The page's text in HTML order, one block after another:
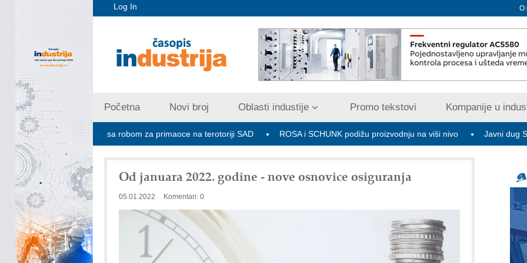
Log In O
Početna Novi broj Oblasti industije Promo tekstovi Kompanije u
prima pošiljke sa robom za primaoce na terotoriji SAD ROSA i SCHUNK podižu proizvodnju na viši nivo Javni dug Srbije na
Od januara 2022. godine - nove osnovice osiguranja
05.01.2022 Komentari: 0